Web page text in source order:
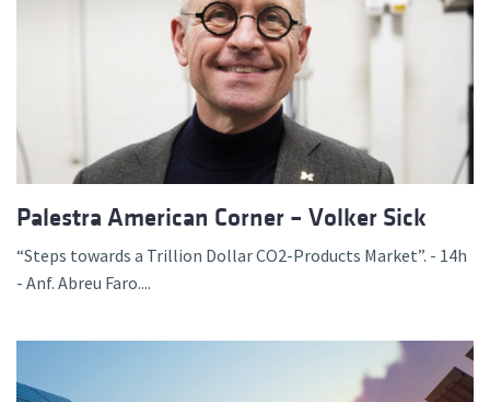
Palestra American Corner – Volker Sick
“Steps towards a Trillion Dollar CO2-Products Market”. - 14h
- Anf. Abreu Faro....